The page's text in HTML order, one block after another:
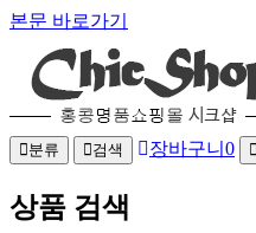
본문 바로가기
분류 검색 장바구니 0
상품 검색